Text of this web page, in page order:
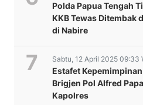
Polda Papua Tengah
KKB Tewas Ditembak
di Nabire
Sabtu, 12 April 2025 09:33
Estafet
Brigjen Pol Alfred
Kapolres